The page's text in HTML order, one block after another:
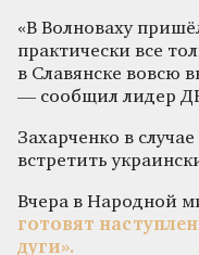
«В Волноваху
практически все
в Славянске вовсю
— сообщил лидер
Захарченко в
встретить
Вчера в Народной
готовят
дуги».